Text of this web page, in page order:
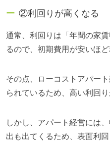
②利回りが高くなる
通常、利回りは「年間の家
るので、初期費用が安いほ
その点、ローコストアパー
られているため、高い利回
しかし、アパート経営には
出も出てくるため、表面利